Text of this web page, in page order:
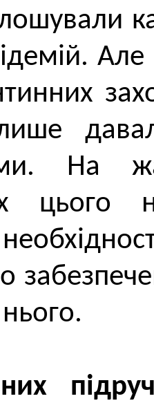
На
цього